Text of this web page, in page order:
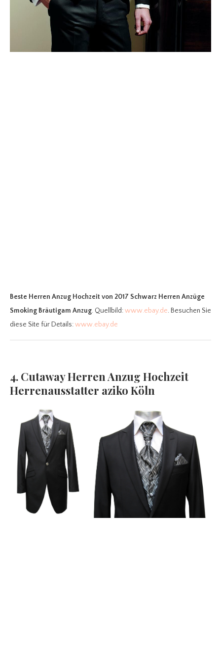
Beste Herren Anzug Hochzeit von 2017 Schwarz Herren Anzüge
Smoking Bräutigam Anzug. Quellbild:www.ebay.de. Besuchen Sie
diese Site für Details:www.ebay.de
4. Cutaway Herren Anzug Hochzeit
Herrenausstatter aziko Köln